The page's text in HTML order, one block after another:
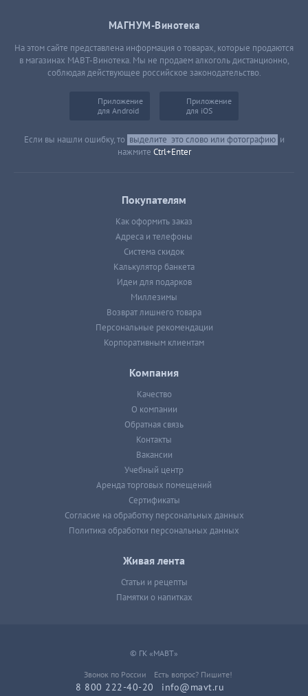
МАГНУМ-Винотека
На этом сайте представлена информация о товарах, которые продаются
в магазинах МАВТ-Винотека. Мы не продаем алкоголь дистанционно,
соблюдая действующее российское законодательство.
Приложение
для Android
Приложение
для iOS
Если вы нашли ошибку, то выделите это слово или фотографию и
нажмите Ctrl+Enter
Покупателям
Как оформить заказ
Адреса и телефоны
Система скидок
Калькулятор банкета
Идеи для подарков
Миллезимы
Возврат лишнего товара
Персональные рекомендации
Корпоративным клиентам
Компания
Качество
О компании
Обратная связь
Контакты
Вакансии
Учебный центр
Аренда торговых помещений
Сертификаты
Согласие на обработку персональных данных
Политика обработки персональных данных
Живая лента
Статьи и рецепты
Памятки о напитках
© ГК «МАВТ»
Звонок по России
8 800 222-40-20
Есть вопрос? Пишите!
info@mavt.ru